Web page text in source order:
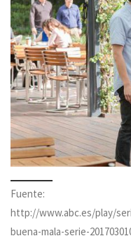
Fuente:
http://www.abc.es/play/
buena-mala-serie-